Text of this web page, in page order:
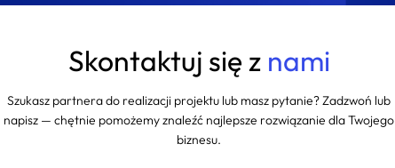
WordPress. W
projektach sprawdza się
przynosi jego wdrożenie.
Skontaktuj się z nami
Szukasz partnera do realizacji projektu lub masz pytanie? Zadzwoń lub
napisz — chętnie pomożemy znaleźć najlepsze rozwiązanie dla Twojego
biznesu.